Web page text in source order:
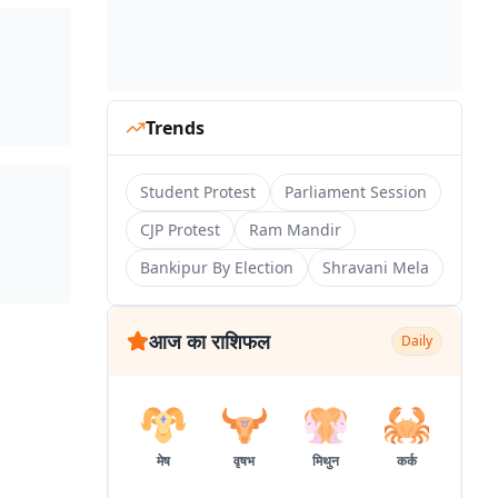
Trends
Student Protest
Parliament Session
CJP Protest
Ram Mandir
Bankipur By Election
Shravani Mela
आज का राशिफल Daily
मेष वृषभ मिथुन कर्क